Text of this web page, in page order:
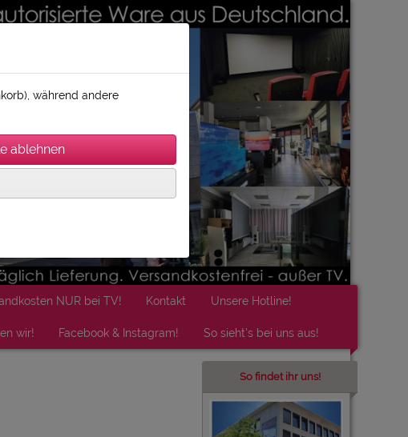
NUR bei TV! Kontakt Unsere Hotline!
wir! Facebook & Instagram! So sieht's bei uns aus!
So findet ihr uns!
während andere